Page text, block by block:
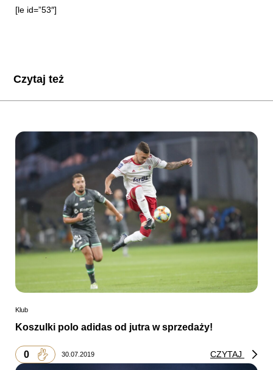
[le id=”53″]
Czytaj też
Klub
Koszulki polo adidas od jutra w sprzedaży!
0 30.07.2019 CZYTAJ